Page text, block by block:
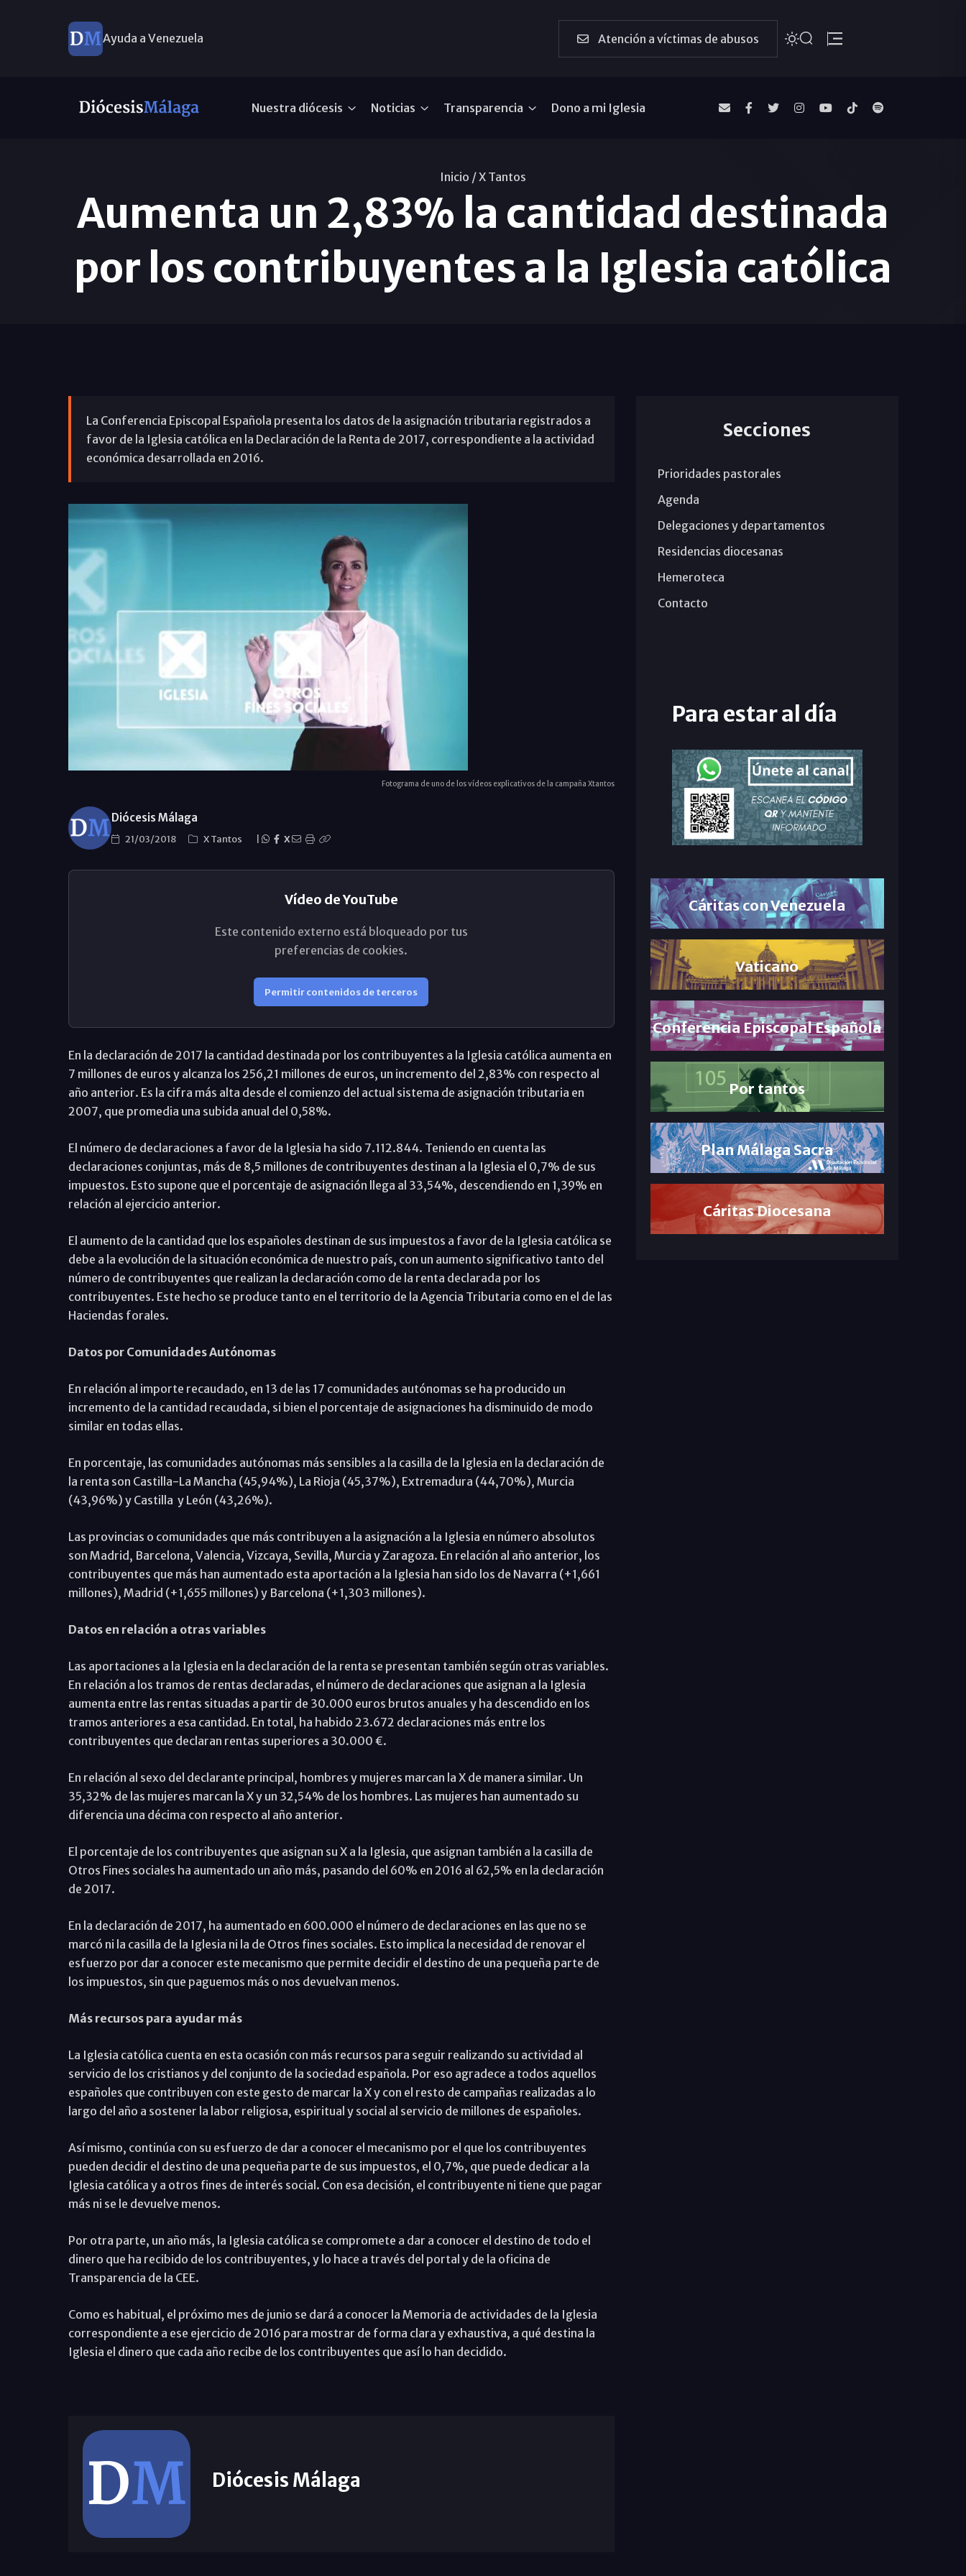
Ayuda a Venezuela Atención a víctimas de abusos
Nuestra diócesis Noticias Transparencia Dono a mi Iglesia
Inicio /X Tantos
Aumenta un 2,83% la cantidad destinada
por los contribuyentes a la Iglesia católica
La Conferencia Episcopal Española presenta los datos de la asignación tributaria registrados a
favor de la Iglesia católica en la Declaración de la Renta de 2017, correspondiente a la actividad
económica desarrollada en 2016.
Fotograma de uno de los vídeos explicativos de la campaña Xtantos
Diócesis Málaga
21/03/2018 X Tantos X
Vídeo de YouTube
Este contenido externo está bloqueado por tus
preferencias de cookies.
Permitir contenidos de terceros
En la declaración de 2017 la cantidad destinada por los contribuyentes a la Iglesia católica aumenta en
7 millones de euros y alcanza los 256,21 millones de euros, un incremento del 2,83% con respecto al
año anterior. Es la cifra más alta desde el comienzo del actual sistema de asignación tributaria en
2007, que promedia una subida anual del 0,58%.
El número de declaraciones a favor de la Iglesia ha sido 7.112.844. Teniendo en cuenta las
declaraciones conjuntas, más de 8,5 millones de contribuyentes destinan a la Iglesia el 0,7% de sus
impuestos. Esto supone que el porcentaje de asignación llega al 33,54%, descendiendo en 1,39% en
relación al ejercicio anterior.
El aumento de la cantidad que los españoles destinan de sus impuestos a favor de la Iglesia católica se
debe a la evolución de la situación económica de nuestro país, con un aumento significativo tanto del
número de contribuyentes que realizan la declaración como de la renta declarada por los
contribuyentes. Este hecho se produce tanto en el territorio de la Agencia Tributaria como en el de las
Haciendas forales.
Datos por Comunidades Autónomas
En relación al importe recaudado, en 13 de las 17 comunidades autónomas se ha producido un
incremento de la cantidad recaudada, si bien el porcentaje de asignaciones ha disminuido de modo
similar en todas ellas.
En porcentaje, las comunidades autónomas más sensibles a la casilla de la Iglesia en la declaración de
la renta son Castilla-La Mancha (45,94%), La Rioja (45,37%), Extremadura (44,70%), Murcia
(43,96%) y Castilla y León (43,26%).
Las provincias o comunidades que más contribuyen a la asignación a la Iglesia en número absolutos
son Madrid, Barcelona, Valencia, Vizcaya, Sevilla, Murcia y Zaragoza. En relación al año anterior, los
contribuyentes que más han aumentado esta aportación a la Iglesia han sido los de Navarra (+1,661
millones), Madrid (+1,655 millones) y Barcelona (+1,303 millones).
Datos en relación a otras variables
Las aportaciones a la Iglesia en la declaración de la renta se presentan también según otras variables.
En relación a los tramos de rentas declaradas, el número de declaraciones que asignan a la Iglesia
aumenta entre las rentas situadas a partir de 30.000 euros brutos anuales y ha descendido en los
tramos anteriores a esa cantidad. En total, ha habido 23.672 declaraciones más entre los
contribuyentes que declaran rentas superiores a 30.000 €.
En relación al sexo del declarante principal, hombres y mujeres marcan la X de manera similar. Un
35,32% de las mujeres marcan la X y un 32,54% de los hombres. Las mujeres han aumentado su
diferencia una décima con respecto al año anterior.
El porcentaje de los contribuyentes que asignan su X a la Iglesia, que asignan también a la casilla de
Otros Fines sociales ha aumentado un año más, pasando del 60% en 2016 al 62,5% en la declaración
de 2017.
En la declaración de 2017, ha aumentado en 600.000 el número de declaraciones en las que no se
marcó ni la casilla de la Iglesia ni la de Otros fines sociales. Esto implica la necesidad de renovar el
esfuerzo por dar a conocer este mecanismo que permite decidir el destino de una pequeña parte de
los impuestos, sin que paguemos más o nos devuelvan menos.
Más recursos para ayudar más
La Iglesia católica cuenta en esta ocasión con más recursos para seguir realizando su actividad al
servicio de los cristianos y del conjunto de la sociedad española. Por eso agradece a todos aquellos
españoles que contribuyen con este gesto de marcar la X y con el resto de campañas realizadas a lo
largo del año a sostener la labor religiosa, espiritual y social al servicio de millones de españoles.
Así mismo, continúa con su esfuerzo de dar a conocer el mecanismo por el que los contribuyentes
pueden decidir el destino de una pequeña parte de sus impuestos, el 0,7%, que puede dedicar a la
Iglesia católica y a otros fines de interés social. Con esa decisión, el contribuyente ni tiene que pagar
más ni se le devuelve menos.
Por otra parte, un año más, la Iglesia católica se compromete a dar a conocer el destino de todo el
dinero que ha recibido de los contribuyentes, y lo hace a través del portal y de la oficina de
Transparencia de la CEE.
Como es habitual, el próximo mes de junio se dará a conocer la Memoria de actividades de la Iglesia
correspondiente a ese ejercicio de 2016 para mostrar de forma clara y exhaustiva, a qué destina la
Iglesia el dinero que cada año recibe de los contribuyentes que así lo han decidido.
Diócesis Málaga
Secciones
Prioridades pastorales
Agenda
Delegaciones y departamentos
Residencias diocesanas
Hemeroteca
Contacto
Para estar al día
Cáritas con Venezuela
Vaticano
Conferencia Episcopal Española
Por tantos
Plan Málaga Sacra
Cáritas Diocesana